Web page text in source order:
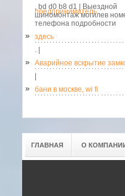
предприниматель
, bd d0 b8 d1 | Выездной
шиномонтаж могилев
телефона подробности
здесь
. |
Аварийное вскрытие
бани в москве, wi fi
ГЛАВНАЯ О